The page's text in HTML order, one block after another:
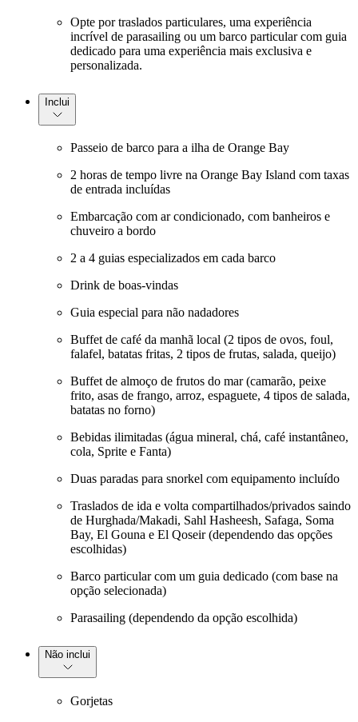
Opte por traslados particulares, uma experiência
incrível de parasailing ou um barco particular com guia
dedicado para uma experiência mais exclusiva e
personalizada.
Inclui
Passeio de barco para a ilha de Orange Bay
2 horas de tempo livre na Orange Bay Island com taxas
de entrada incluídas
Embarcação com ar condicionado, com banheiros e
chuveiro a bordo
2 a 4 guias especializados em cada barco
Drink de boas-vindas
Guia especial para não nadadores
Buffet de café da manhã local (2 tipos de ovos, foul,
falafel, batatas fritas, 2 tipos de frutas, salada, queijo)
Buffet de almoço de frutos do mar (camarão, peixe
frito, asas de frango, arroz, espaguete, 4 tipos de salada,
batatas no forno)
Bebidas ilimitadas (água mineral, chá, café instantâneo,
cola, Sprite e Fanta)
Duas paradas para snorkel com equipamento incluído
Traslados de ida e volta compartilhados/privados saindo
de Hurghada/Makadi, Sahl Hasheesh, Safaga, Soma
Bay, El Gouna e El Qoseir (dependendo das opções
escolhidas)
Barco particular com um guia dedicado (com base na
opção selecionada)
Parasailing (dependendo da opção escolhida)
Não inclui
Gorjetas